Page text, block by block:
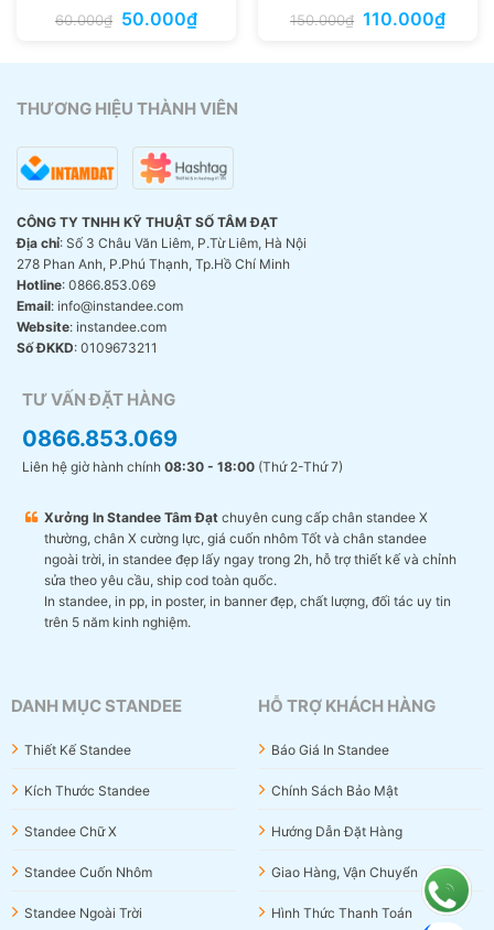
60.000₫ Giá
gốc
50.000₫Giá
hiện
150.000₫ Giá
gốc
110.000₫Giá
hiện
THƯƠNG HIỆU THÀNH VIÊN
CÔNG TY TNHH KỸ THUẬT SỐ TÂM ĐẠT
Địa chỉ: Số 3 Châu Văn Liêm, P.Từ Liêm, Hà Nội
278 Phan Anh, P.Phú Thạnh, Tp.Hồ Chí Minh
Hotline: 0866.853.069
Email: info@instandee.com
Website: instandee.com
Số ĐKKD: 0109673211
TƯ VẤN ĐẶT HÀNG
0866.853.069
Liên hệ giờ hành chính 08:30 - 18:00 (Thứ 2-Thứ 7)
Xưởng In Standee Tâm Đạt chuyên cung cấp chân standee X
thường, chân X cường lực, giá cuốn nhôm Tốt và chân standee
ngoài trời, in standee đẹp lấy ngay trong 2h, hỗ trợ thiết kế và chỉnh
sửa theo yêu cầu, ship cod toàn quốc.
In standee, in pp, in poster, in banner đẹp, chất lượng, đối tác uy tin
trên 5 năm kinh nghiệm.
DANH MỤC STANDEE
Thiết Kế Standee
Kích Thước Standee
Standee Chữ X
Standee Cuốn Nhôm
Standee Ngoài Trời
HỖ TRỢ KHÁCH HÀNG
Báo Giá In Standee
Chính Sách Bảo Mật
Hướng Dẫn Đặt Hàng
Giao Hàng, Vận Chuyển
Hình Thức Thanh Toán